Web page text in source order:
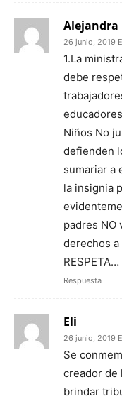
Alejandra
26 junio, 2019
1.La
debe
Niños No
defienden
sumariar a
la insignia
padres NO
derechos
RESPETA…
Respuesta
Eli
26 junio, 2019
Se
creador de
brindar